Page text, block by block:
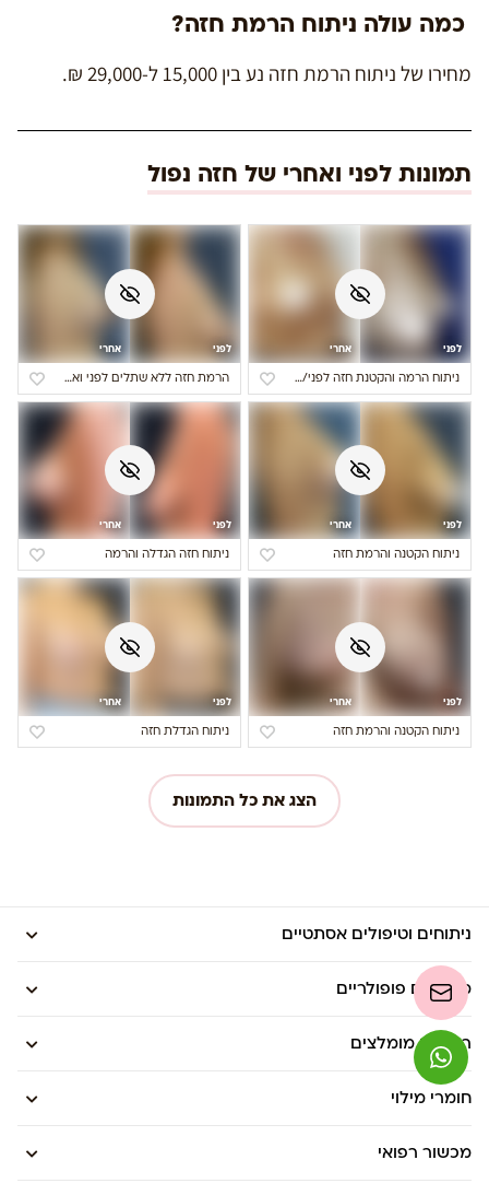
כמה עולה ניתוח הרמת חזה?
מחירו של ניתוח הרמת חזה נע בין 15,000 ל-29,000 ₪.
תמונות לפני ואחרי של חזה נפול
לפני אחרי
ניתוח הרמה והקטנת חזה לפני/אחרי
לפני אחרי
הרמת חזה ללא שתלים לפני ואחרי
לפני אחרי
ניתוח הקטנה והרמת חזה
לפני אחרי
ניתוח חזה הגדלה והרמה
לפני אחרי
ניתוח הקטנה והרמת חזה
לפני אחרי
ניתוח הגדלת חזה
הצג את כל התמונות
ניתוחים וטיפולים אסתטיים
מדריכים פופולריים
רופאים מומלצים
חומרי מילוי
מכשור רפואי